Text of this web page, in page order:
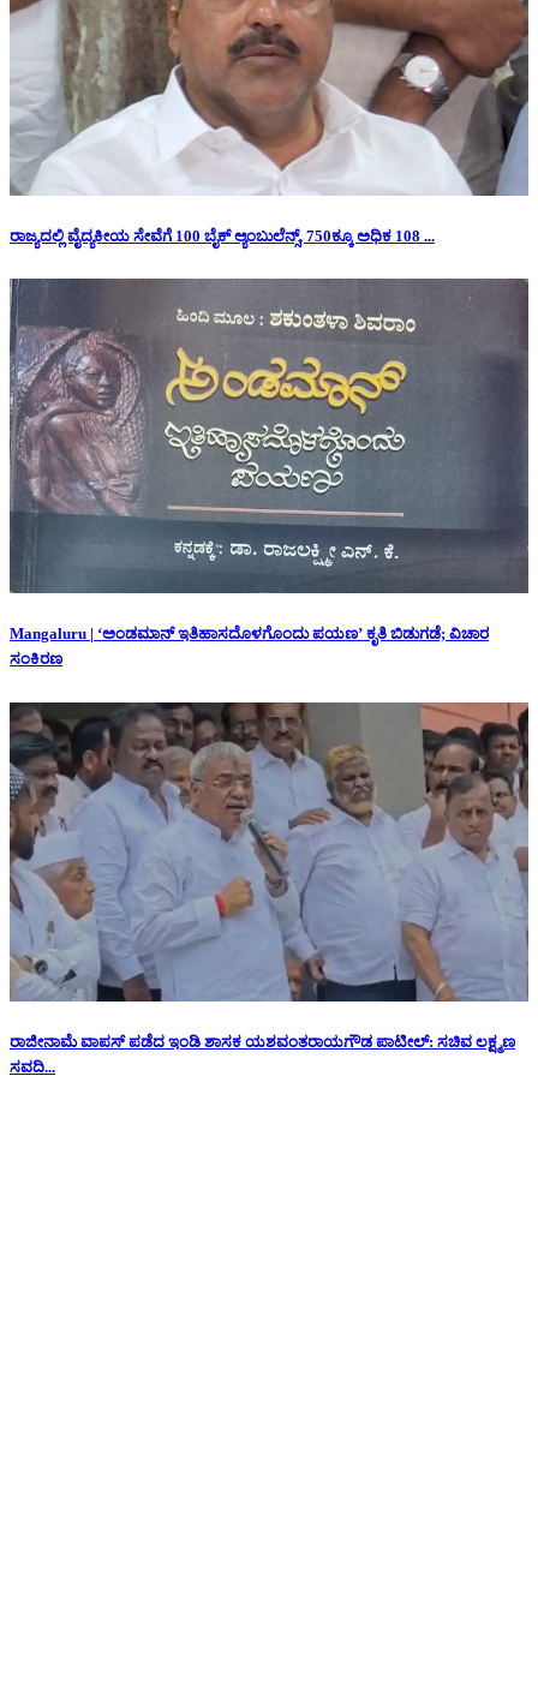
ರಾಜ್ಯದಲ್ಲಿ ವೈದ್ಯಕೀಯ ಸೇವೆಗೆ 100 ಬೈಕ್ ಆ್ಯಂಬುಲೆನ್ಸ್, 750ಕ್ಕೂ ಅಧಿಕ 108 ...
Mangaluru | ‘ಅಂಡಮಾನ್ ಇತಿಹಾಸದೊಳಗೊಂದು ಪಯಣ’ ಕೃತಿ ಬಿಡುಗಡೆ; ವಿಚಾರ
ಸಂಕಿರಣ
ರಾಜೀನಾಮೆ ವಾಪಸ್ ಪಡೆದ ಇಂಡಿ ಶಾಸಕ ಯಶವಂತರಾಯಗೌಡ ಪಾಟೀಲ್: ಸಚಿವ ಲಕ್ಷ್ಮಣ
ಸವದಿ...